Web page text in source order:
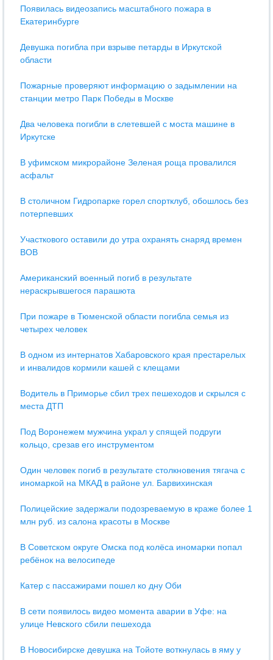
Появилась видеозапись масштабного пожара в
Екатеринбурге
Девушка погибла при взрыве петарды в Иркутской
области
Пожарные проверяют информацию о задымлении на
станции метро Парк Победы в Москве
Два человека погибли в слетевшей с моста машине в
Иркутске
В уфимском микрорайоне Зеленая роща провалился
асфальт
В столичном Гидропарке горел спортклуб, обошлось без
потерпевших
Участкового оставили до утра охранять снаряд времен
ВОВ
Американский военный погиб в результате
нераскрывшегося парашюта
При пожаре в Тюменской области погибла семья из
четырех человек
В одном из интернатов Хабаровского края престарелых
и инвалидов кормили кашей с клещами
Водитель в Приморье сбил трех пешеходов и скрылся с
места ДТП
Под Воронежем мужчина украл у спящей подруги
кольцо, срезав его инструментом
Один человек погиб в результате столкновения тягача с
иномаркой на МКАД в районе ул. Барвихинская
Полицейские задержали подозреваемую в краже более 1
млн руб. из салона красоты в Москве
В Советском округе Омска под колёса иномарки попал
ребёнок на велосипеде
Катер с пассажирами пошел ко дну Оби
В сети появилось видео момента аварии в Уфе: на
улице Невского сбили пешехода
В Новосибирске девушка на Тойоте воткнулась в яму у